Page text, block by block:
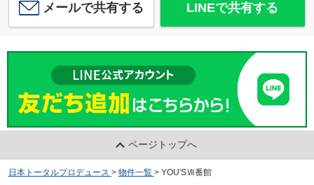
メールで共有する LINEで共有する
ページトップへ
日本トータルプロデュース > 物件一覧 > YOU'SⅦ番館